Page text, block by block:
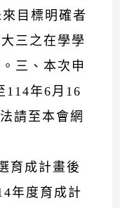
目標明確者
三之在學學
三、本次申
114年6月16
請至本會網
育成計畫後
年度育成計